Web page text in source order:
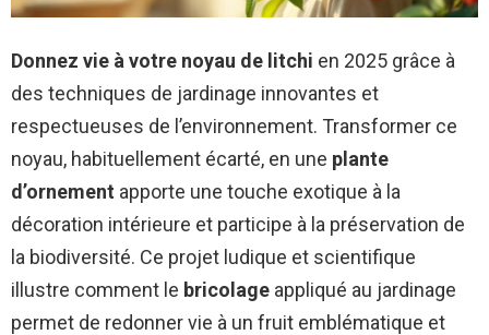
Donnez vie à votre noyau de litchi en 2025 grâce à
des techniques de jardinage innovantes et
respectueuses de l’environnement. Transformer ce
noyau, habituellement écarté, en une plante
d’ornement apporte une touche exotique à la
décoration intérieure et participe à la préservation de
la biodiversité. Ce projet ludique et scientifique
illustre comment le bricolage appliqué au jardinage
permet de redonner vie à un fruit emblématique et